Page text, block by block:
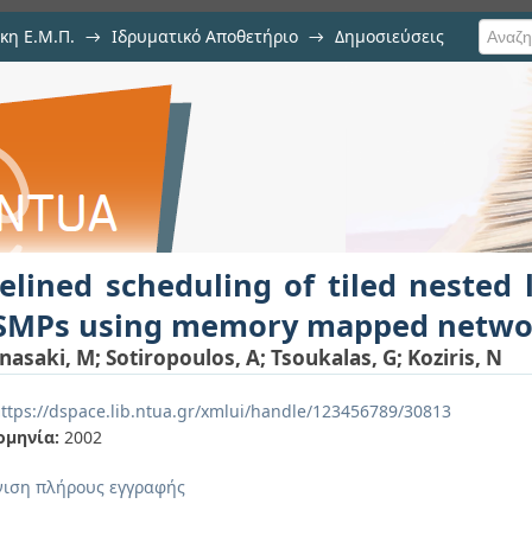
Ε.Μ.Π. → Ιδρυματικό Αποθετήριο → Δημοσιεύσεις
of tiled nested loops onto
interfaces
scheduling of tiled nested
using memory mapped
M; Sotiropoulos, A; Tsoukalas, G; Koziris, N
dspace.lib.ntua.gr/xmlui/handle/123456789/30813
2002
πλήρους εγγραφής